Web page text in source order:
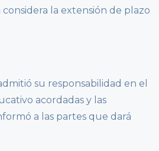
la extensión de plazo
su responsabilidad en el
acordadas y las
a las partes que dará